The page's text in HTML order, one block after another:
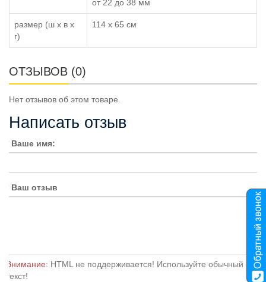
от 22 до 38 мм
размер (ш x в x
г)
114 х 65 см
ОТЗЫВОВ (0)
Нет отзывов об этом товаре.
Написать отзыв
Ваше имя:
Ваш отзыв
Внимание: HTML не поддерживается! Используйте обычный
текст!